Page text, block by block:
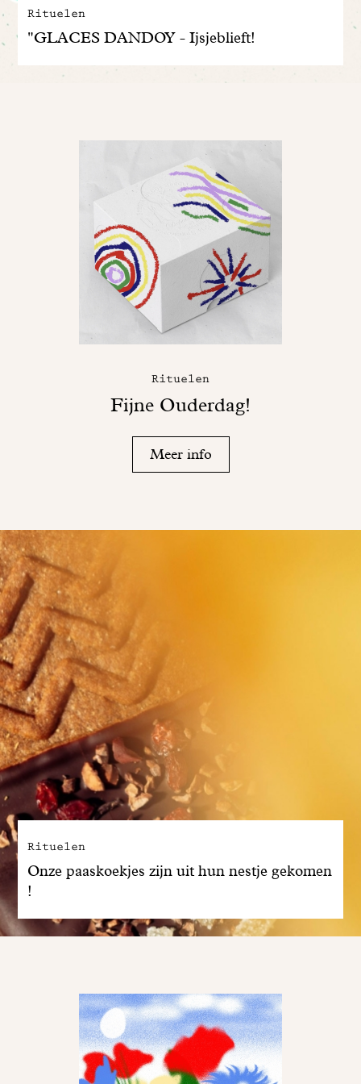
Rituelen
"GLACES DANDOY - Ijsjeblieft!
Rituelen
Fijne Ouderdag!
Meer info
Rituelen
Onze paaskoekjes zijn uit hun nestje gekomen
!